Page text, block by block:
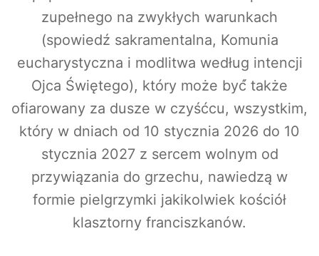
zupełnego na zwykłych warunkach
(spowiedź sakramentalna, Komunia
eucharystyczna i modlitwa według intencji
Ojca Świętego), który może być́ także
ofiarowany za dusze w czyśćcu, wszystkim,
który w dniach od 10 stycznia 2026 do 10
stycznia 2027 z sercem wolnym od
przywiązania do grzechu, nawiedzą w
formie pielgrzymki jakikolwiek kościół
klasztorny franciszkanów.